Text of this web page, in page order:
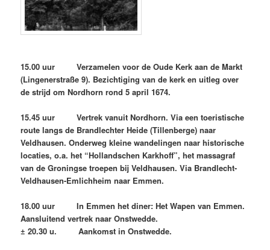
15.00 uur Verzamelen voor de Oude Kerk aan de Markt
(Lingenerstraße 9). Bezichtiging van de kerk en uitleg over
de strijd om Nordhorn rond 5 april 1674.
15.45 uur Vertrek vanuit Nordhorn. Via een toeristische
route langs de Brandlechter Heide (Tillenberge) naar
Veldhausen. Onderweg kleine wandelingen naar historische
locaties, o.a. het “Hollandschen Karkhoff”, het massagraf
van de Groningse troepen bij Veldhausen. Via Brandlecht-
Veldhausen-Emlichheim naar Emmen.
18.00 uur In Emmen het diner: Het Wapen van Emmen.
Aansluitend vertrek naar Onstwedde.
± 20.30 u. Aankomst in Onstwedde.